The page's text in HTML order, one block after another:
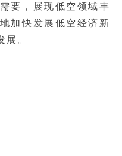
要，展现低空领域丰
加快发展低空经济新
展。